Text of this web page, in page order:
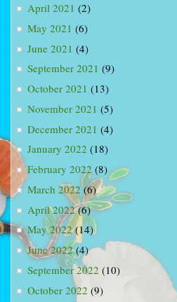
April 2021 (2)
May 2021 (6)
June 2021 (4)
September 2021 (9)
October 2021 (13)
November 2021 (5)
December 2021 (4)
January 2022 (18)
February 2022 (8)
March 2022(6)
April 2022(6)
May 2022(14)
June 2022(4)
September 2022 (10)
October 2022 (9)